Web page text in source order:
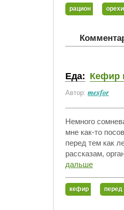
рацион орехи
Еда: Кефир
Автор: mexfor
Немного
мне как-то
перед тем как
рассказам,
дальше
кефир перед